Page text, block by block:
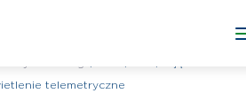
telemetryczne